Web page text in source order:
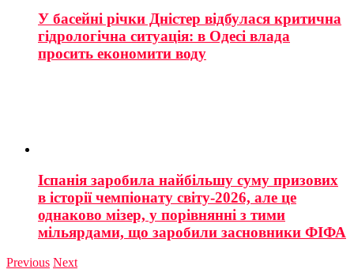
У басейні річки Дністер відбулася критична
гідрологічна ситуація: в Одесі влада
просить економити воду
Іспанія заробила найбільшу суму призових
в історії чемпіонату світу-2026, але це
однаково мізер, у порівнянні з тими
мільярдами, що заробили засновники ФІФА
Previous Next